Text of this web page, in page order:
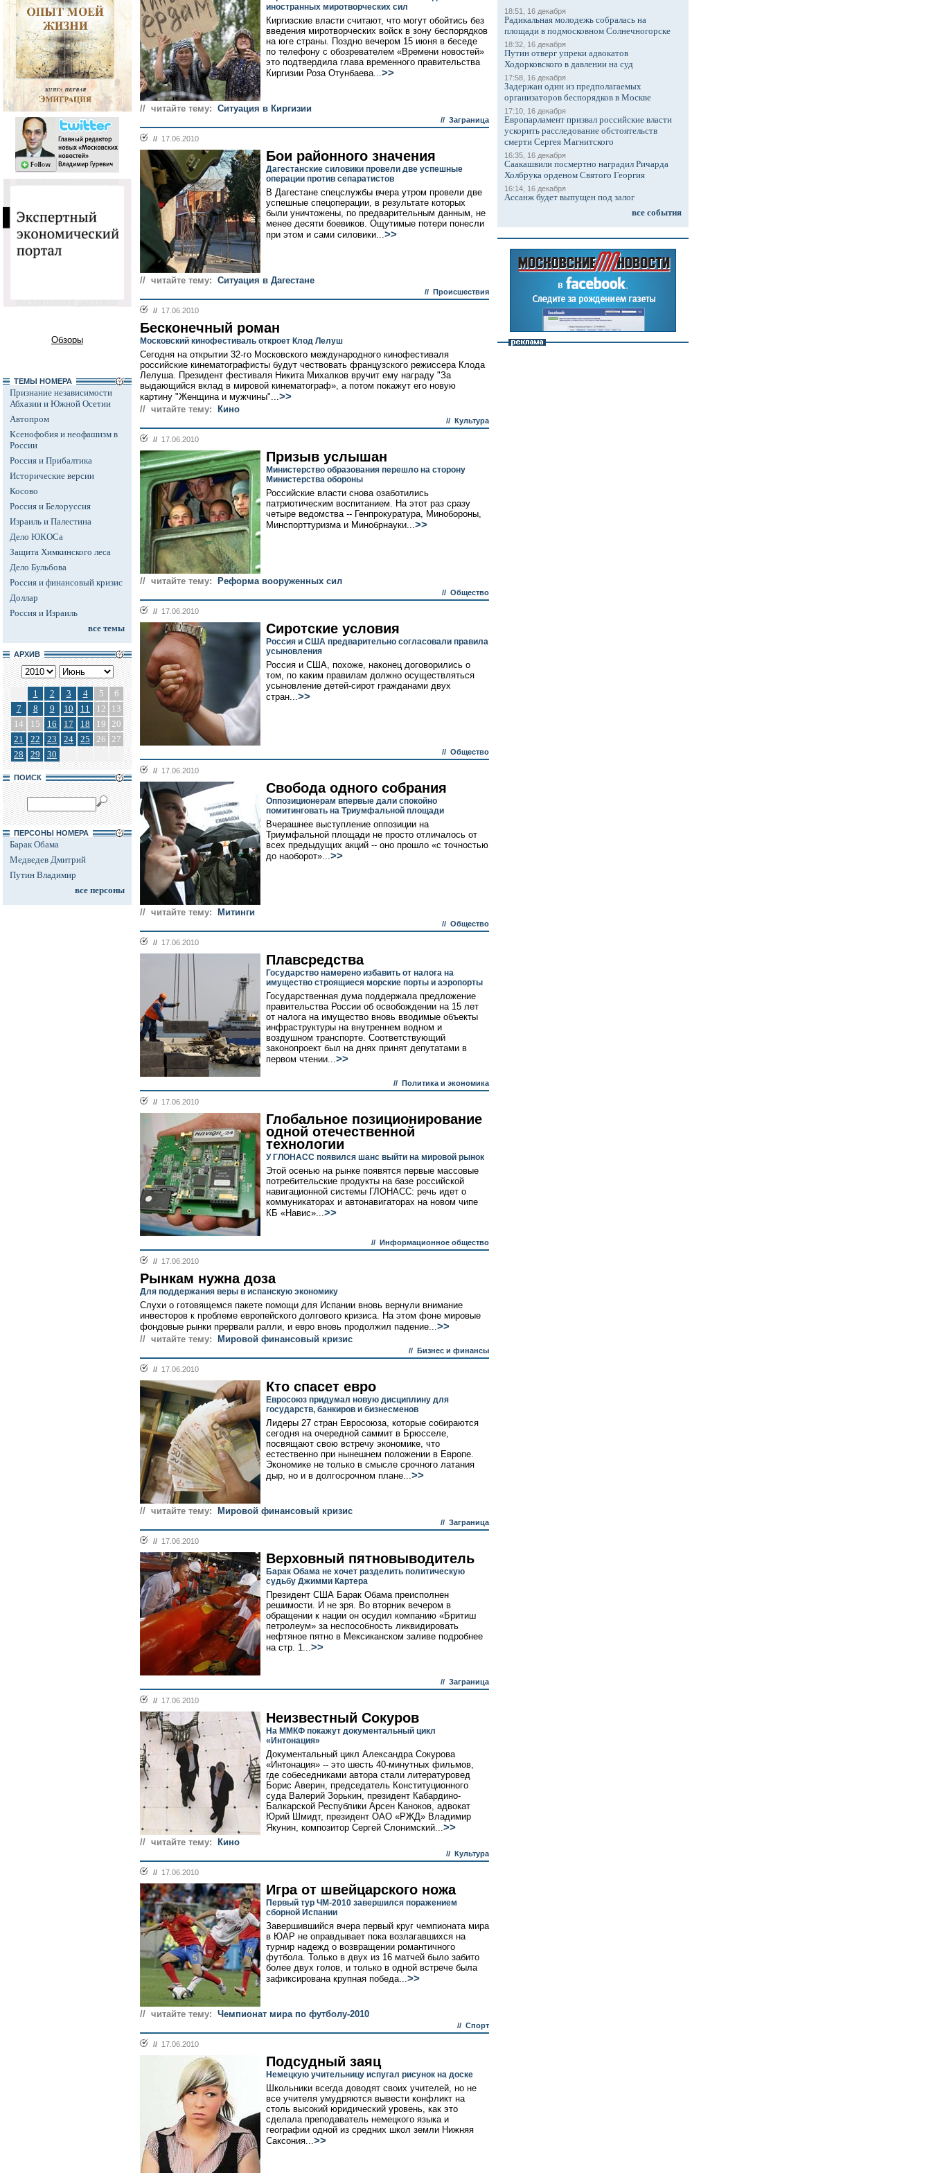
Обзоры
ТЕМЫ НОМЕРА
Признание независимости
Абхазии и Южной Осетии
Автопром
Ксенофобия и неофашизм в
России
Россия и Прибалтика
Исторические версии
Косово
Россия и Белоруссия
Израиль и Палестина
Дело ЮКОСа
Защита Химкинского леса
Дело Бульбова
Россия и финансовый кризис
Доллар
Россия и Израиль
все темы
АРХИВ
1 2 3 4 5
6
7
8 9 10 11 12
13
14
15 16 17 18 19 20
21
22 23 24 25 26 27
28
29 30
ПОИСК
ПЕРСОНЫ НОМЕРА
Барак Обама
Медведев Дмитрий
Путин Владимир
все персоны
иностранных миротворческих сил
Киргизские власти считают, что могут обойтись без
введения миротворческих войск в зону беспорядков
на юге страны. Поздно вечером 15 июня в беседе
по телефону с обозревателем «Времени новостей»
это подтвердила глава временного правительства
Киргизии Роза Отунбаева...>>
// читайте тему: Cитуация в Киргизии
// Заграница
// 17.06.2010
Бои районного значения
Дагестанские силовики провели две успешные
операции против сепаратистов
В Дагестане спецслужбы вчера утром провели две
успешные спецоперации, в результате которых
были уничтожены, по предварительным данным, не
менее десяти боевиков. Ощутимые потери понесли
при этом и сами силовики...>>
// читайте тему: Ситуация в Дагестане
// Происшествия
// 17.06.2010
Бесконечный роман
Московский кинофестиваль откроет Клод Лелуш
Сегодня на открытии 32-го Московского международного кинофестиваля
российские кинематографисты будут чествовать французского режиссера Клода
Лелуша. Президент фестиваля Никита Михалков вручит ему награду "За
выдающийся вклад в мировой кинематограф», а потом покажут его новую
картину "Женщина и мужчины"...>>
// читайте тему: Кино
// Культура
// 17.06.2010
Призыв услышан
Министерство образования перешло на сторону
Министерства обороны
Российские власти снова озаботились
патриотическим воспитанием. На этот раз сразу
четыре ведомства -- Генпрокуратура, Минобороны,
Минспорттуризма и Минобрнауки...>>
// читайте тему: Реформа вооруженных сил
// Общество
// 17.06.2010
Сиротские условия
Россия и США предварительно согласовали правила
усыновления
Россия и США, похоже, наконец договорились о
том, по каким правилам должно осуществляться
усыновление детей-сирот гражданами двух
стран...>>
// Общество
// 17.06.2010
Свобода одного собрания
Оппозиционерам впервые дали спокойно
помитинговать на Триумфальной площади
Вчерашнее выступление оппозиции на
Триумфальной площади не просто отличалось от
всех предыдущих акций -- оно прошло «с точностью
до наоборот»...>>
// читайте тему: Митинги
// Общество
// 17.06.2010
Плавсредства
Государство намерено избавить от налога на
имущество строящиеся морские порты и аэропорты
Государственная дума поддержала предложение
правительства России об освобождении на 15 лет
от налога на имущество вновь вводимые объекты
инфраструктуры на внутреннем водном и
воздушном транспорте. Соответствующий
законопроект был на днях принят депутатами в
первом чтении...>>
// Политика и экономика
// 17.06.2010
Глобальное позиционирование
одной отечественной
технологии
У ГЛОНАСС появился шанс выйти на мировой рынок
Этой осенью на рынке появятся первые массовые
потребительские продукты на базе российской
навигационной системы ГЛОНАСС: речь идет о
коммуникаторах и автонавигаторах на новом чипе
КБ «Навис»...>>
// Информационное общество
// 17.06.2010
Рынкам нужна доза
Для поддержания веры в испанскую экономику
Слухи о готовящемся пакете помощи для Испании вновь вернули внимание
инвесторов к проблеме европейского долгового кризиса. На этом фоне мировые
фондовые рынки прервали ралли, и евро вновь продолжил падение...>>
// читайте тему: Мировой финансовый кризис
// Бизнес и финансы
// 17.06.2010
Кто спасет евро
Евросоюз придумал новую дисциплину для
государств, банкиров и бизнесменов
Лидеры 27 стран Евросоюза, которые собираются
сегодня на очередной саммит в Брюсселе,
посвящают свою встречу экономике, что
естественно при нынешнем положении в Европе.
Экономике не только в смысле срочного латания
дыр, но и в долгосрочном плане...>>
// читайте тему: Мировой финансовый кризис
// Заграница
// 17.06.2010
Верховный пятновыводитель
Барак Обама не хочет разделить политическую
судьбу Джимми Картера
Президент США Барак Обама преисполнен
решимости. И не зря. Во вторник вечером в
обращении к нации он осудил компанию «Бритиш
петролеум» за неспособность ликвидировать
нефтяное пятно в Мексиканском заливе подробнее
на стр. 1...>>
// Заграница
// 17.06.2010
Неизвестный Сокуров
На ММКФ покажут документальный цикл
«Интонация»
Документальный цикл Александра Сокурова
«Интонация» -- это шесть 40-минутных фильмов,
где собеседниками автора стали литературовед
Борис Аверин, председатель Конституционного
суда Валерий Зорькин, президент Кабардино-
Балкарской Республики Арсен Каноков, адвокат
Юрий Шмидт, президент ОАО «РЖД» Владимир
Якунин, композитор Сергей Слонимский...>>
// читайте тему: Кино
// Культура
// 17.06.2010
Игра от швейцарского ножа
Первый тур ЧМ-2010 завершился поражением
сборной Испании
Завершившийся вчера первый круг чемпионата мира
в ЮАР не оправдывает пока возлагавшихся на
турнир надежд о возвращении романтичного
футбола. Только в двух из 16 матчей было забито
более двух голов, и только в одной встрече была
зафиксирована крупная победа...>>
// читайте тему: Чемпионат мира по футболу-2010
// Спорт
// 17.06.2010
Подсудный заяц
Немецкую учительницу испугал рисунок на доске
Школьники всегда доводят своих учителей, но не
все учителя умудряются вывести конфликт на
столь высокий юридический уровень, как это
сделала преподаватель немецкого языка и
географии одной из средних школ земли Нижняя
Саксония...>>
18:51, 16 декабря
Радикальная молодежь собралась на
площади в подмосковном Солнечногорске
18:32, 16 декабря
Путин отверг упреки адвокатов
Ходорковского в давлении на суд
17:58, 16 декабря
Задержан один из предполагаемых
организаторов беспорядков в Москве
17:10, 16 декабря
Европарламент призвал российские власти
ускорить расследование обстоятельств
смерти Сергея Магнитского
16:35, 16 декабря
Саакашвили посмертно наградил Ричарда
Холбрука орденом Святого Георгия
16:14, 16 декабря
Ассанж будет выпущен под залог
все события